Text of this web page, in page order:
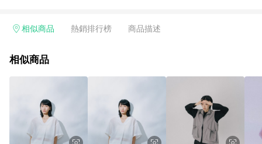
Smart mobile、神腦生活、JS巨盛、樂天KOBO電子書，請詳閱
台灣樂天市場，並在同一瀏覽器於24小時內結帳，才享有 LINE
使用APP、或中途瀏覽比價網、回饋網、Google等其他網頁、或
由網頁版(電腦版/手機版網頁)切換為App都將會造成追蹤中斷而
無法進行 LINE POINTS 回饋。 (5) LINE 購物為購物資訊整合性
平台，商品資料更新會有時間差，如顯示之商品規格、顏色、價
位、贈品與台灣樂天市場銷售網頁不符，以銷售網頁標示為準。
相似商品 熱銷排行榜 商品描述
相似商品